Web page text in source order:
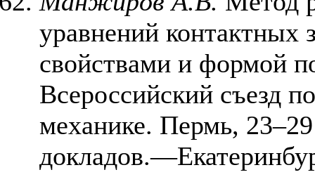
уравнений контактных
свойствами и формой
Всероссийский съезд
механике. Пермь,